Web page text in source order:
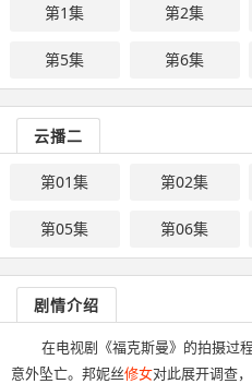
第1集 第2集
第5集 第6集
云播二
第01集 第02集
第05集 第06集
剧情介绍
在电视剧《福克斯曼》的拍摄过
意外坠亡。邦妮丝修女对此展开调查